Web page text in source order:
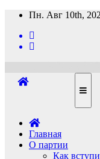
Перейти
содержимому
Пн. Авг 10th,
Главная
О партии
Как